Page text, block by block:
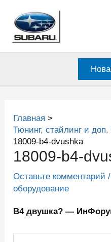
содержимому
Главная
Тюнинг, стайлинг и
18009-b4-dvushka
18009-b4-
Оставьте комментарий
оборудование
B4 двушка? —